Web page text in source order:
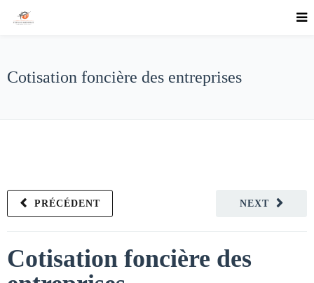
Cotisation foncière des entreprises
NEXT
PRÉCÉDENT
Cotisation foncière des